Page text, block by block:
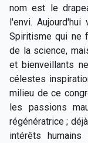
nom est le
l'envi.
Spiritisme qui ne
de la science,
et bienveillants
célestes
milieu de ce
les passions
régénératrice ;
intérêts